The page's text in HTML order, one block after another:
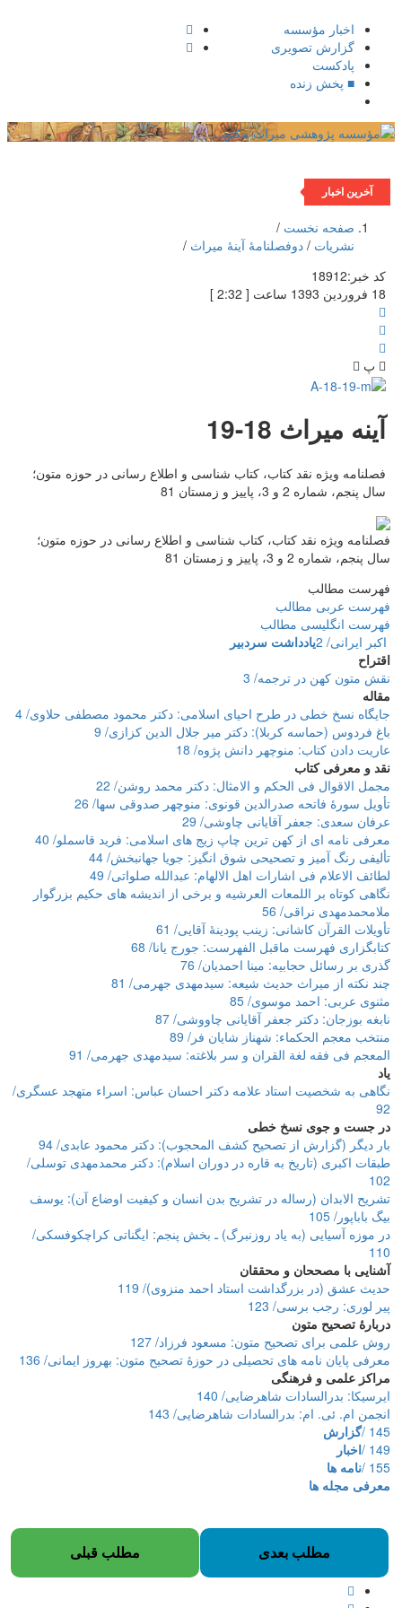
اخبار مؤسسه
گزارش تصویری
پادکست‌
■ پخش زنده
آخرین اخبار
صفحه نخست /
نشریات / دوفصلنامۀ آینۀ میراث /
کد خبر:18912
18 فروردین 1393 ساعت [ 2:32 ]
پ
آینه میراث 18-19
فصلنامه ویژه نقد کتاب، کتاب شناسی و اطلاع رسانی در حوزه متون؛
سال پنجم، شماره 2 و 3، پاییز و زمستان 81
فصلنامه ویژه نقد کتاب، کتاب شناسی و اطلاع رسانی در حوزه متون؛
سال پنجم، شماره 2 و 3، پاییز و زمستان 81
فهرست مطالب
فهرست عربی مطالب
فهرست انگلیسی مطالب
یادداشت سردبیر اکبر ایرانی/ 2
اقتراح
نقش متون کهن در ترجمه/ 3
مقاله
جایگاه نسخ خطی در طرح احیای اسلامی: دکتر محمود مصطفی حلاوی/ 4
باغ فردوس (حماسه کربلا): دکتر میر جلال الدین کزازی/ 9
عاریت دادن کتاب: منوچهر دانش پژوه/ 18
نقد و معرفی کتاب
مجمل الاقوال فی الحکم و الامثال: دکتر محمد روشن/ 22
تأویل سورۀ فاتحه صدرالدین قونوی: منوچهر صدوقی سها/ 26
عرفان سعدی: جعفر آقایانی چاوشی/ 29
معرفی نامه ای از کهن ترین چاپ زیج های اسلامی: فرید قاسملو/ 40
تألیفی رنگ آمیز و تصحیحی شوق انگیز: جویا جهانبخش/ 44
لطائف الاعلام فی اشارات اهل الالهام: عبدالله صلواتی/ 49
نگاهی کوتاه بر اللمعات العرشیه و برخی از اندیشه های حکیم بزرگوار
ملامحمدمهدی نراقی/ 56
تأویلات القرآن کاشانی: زینب پودینۀ آقایی/ 61
کتابگزاری فهرست ماقبل الفهرست: جورج یانا/ 68
گذری بر رسائل حجابیه: مینا احمدیان/ 76
چند نکته از میراث حدیث شیعه: سیدمهدی جهرمی/ 81
مثنوی عربی: احمد موسوی/ 85
نابغه بوزجان: دکتر جعفر آقایانی چاووشی/ 87
منتخب معجم الحکماء: شهناز شایان فر/ 89
المعجم فی فقه لغة القران و سر بلاغته: سیدمهدی جهرمی/ 91
یاد
نگاهی به شخصیت استاد علامه دکتر احسان عباس: اسراء متهجد عسگری/
92
در جست و جوی نسخ خطی
بار دیگر (گزارش از تصحیح کشف المحجوب): دکتر محمود عابدی/ 94
طبقات اکبری (تاریخ به قاره در دوران اسلام): دکتر محمدمهدی توسلی/
102
تشریح الابدان (رساله در تشریح بدن انسان و کیفیت اوضاع آن): یوسف
بیگ باباپور/ 105
در موزه آسیایی (به یاد روزنبرگ) ـ بخش پنجم: ایگناتی کراچکوفسکی/
110
آشنایی با مصححان و محققان
حدیث عشق (در بزرگداشت استاد احمد منزوی)/ 119
پیر لوری: رجب برسی/ 123
دربارۀ تصحیح متون
روش علمی برای تصحیح متون: مسعود فرزاد/ 127
معرفی پایان نامه های تحصیلی در حوزۀ تصحیح متون: بهروز ایمانی/ 136
مراکز علمی و فرهنگی
ایرسیکا: بدرالسادات شاهرضایی/ 140
انجمن ام. ئی. ام: بدرالسادات شاهرضایی/ 143
گزارش/ 145
اخبار/ 149
نامه ها/ 155
معرفی مجله ها
مطلب قبلی مطلب بعدی